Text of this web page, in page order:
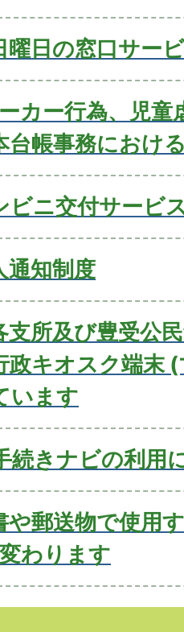
曜日の窓口サー
カー⾏為、児童
台帳事務におけ
ビニ交付サービ
通知制度
支所及び豊受公
政キオスク端末
います
続きナビの利用
や郵送物で使用
わります